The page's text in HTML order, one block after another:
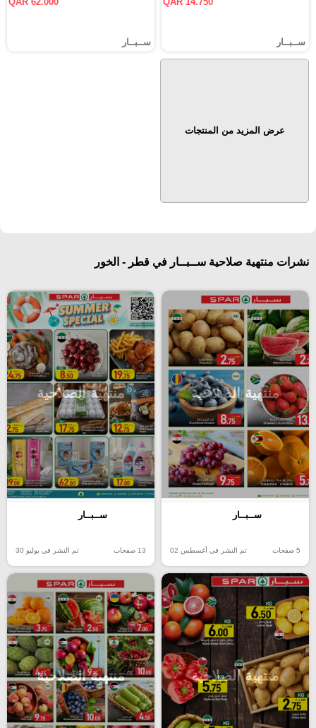
ســبــار ســبــار
عرض المزيد من المنتجات
نشرات منتهية صلاحية ســبــار في قطر - الخور
منتهية الصلاحية
ســبــار
5 صفحات تم النشر في أغسطس 02
منتهية الصلاحية
ســبــار
13 صفحات تم النشر في يوليو 30
منتهية الصلاحية منتهية الصلاحية